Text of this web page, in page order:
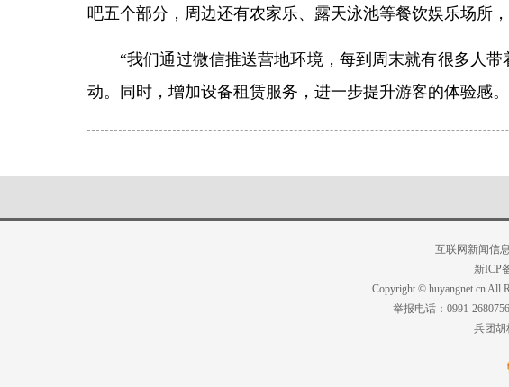
吧五个部分，周边还有农家乐、露天泳池等餐饮娱乐场所
“我们通过微信推送营地环境，每到周末就有很多人
动。同时，增加设备租赁服务，进一步提升游客的体验感
互联网新闻信
新ICP
Copyright © huyangnet.cn All
举报电话：0991-
兵团胡